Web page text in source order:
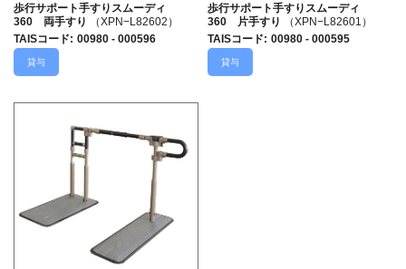
歩行サポート手すりスムーディ
360 両手すり
（XPN−L82602）
TAISコード: 00980 - 000596
貸与
歩行サポート手すりスムーディ
360 片手すり
（XPN−L82601）
TAISコード: 00980 - 000595
貸与